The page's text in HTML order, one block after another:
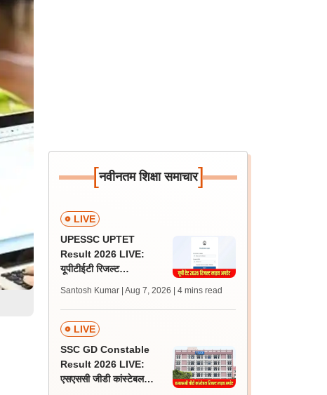
[नवीनतम शिक्षा समाचार]
LIVE
UPESSC UPTET
Result 2026 LIVE:
यूपीटीईटी रिजल्ट
जल्द, जानें लेटेस्ट अपडेट,
पासिंग मार्क्स
Santosh Kumar | Aug 7, 2026 | 4 mins read
LIVE
SSC GD Constable
Result 2026 LIVE:
एसएससी जीडी कांस्टेबल